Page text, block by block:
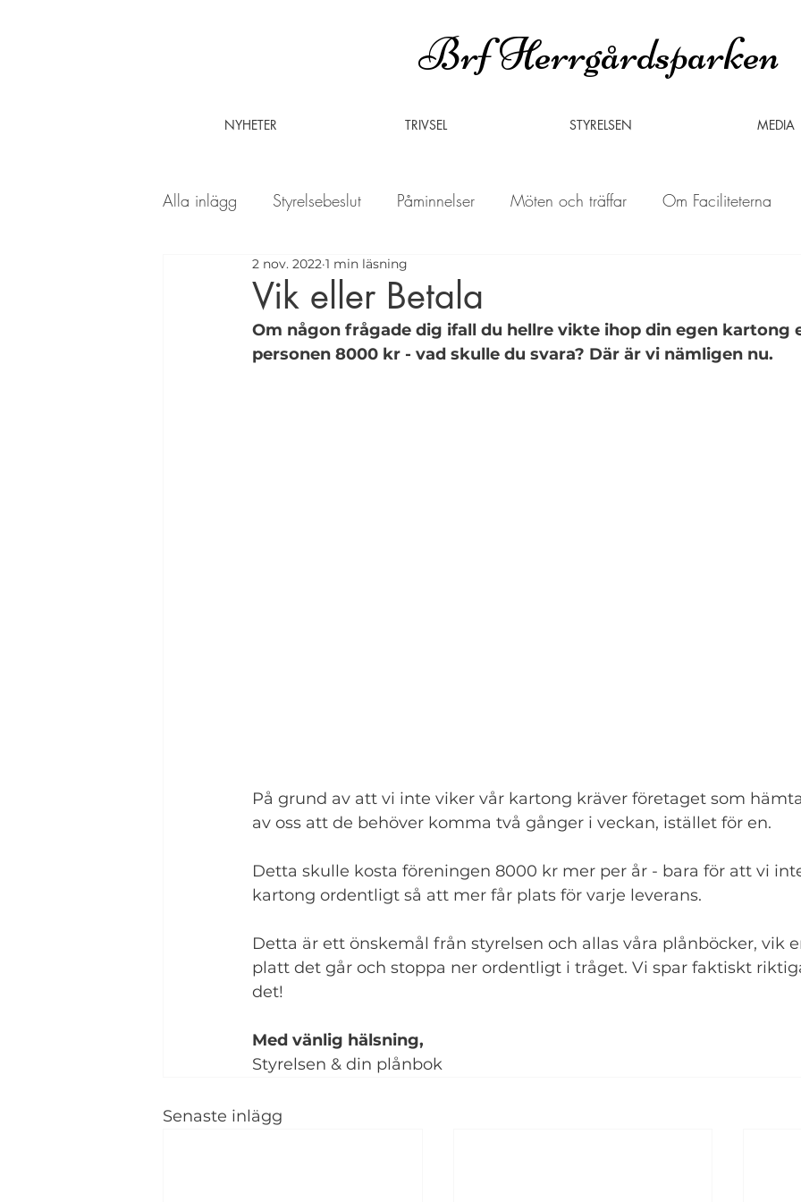
Brf Herrgårdsparken
NYHETER TRIVSEL STYRELSEN MEDIA
Alla inlägg Styrelsebeslut Påminnelser Möten och träffar Om Faciliteterna
Kul om Herrgårdsparken Erbjudanden
Vik eller Betala
2 nov. 2022 1 min läsning
Om någon frågade dig ifall du hellre vikte ihop din egen kartong
personen 8000 kr - vad skulle du svara? Där är vi nämligen nu.
På grund av att vi inte viker vår kartong kräver företaget som
av oss att de behöver komma två gånger i veckan, istället för en.
Detta skulle kosta föreningen 8000 kr mer per år - bara för att vi
kartong ordentligt så att mer får plats för varje leverans.
Detta är ett önskemål från styrelsen och allas våra plånböcker, vik
platt det går och stoppa ner ordentligt i tråget. Vi spar faktiskt
det!
Med vänlig hälsning,
Styrelsen & din plånbok
Senaste inlägg